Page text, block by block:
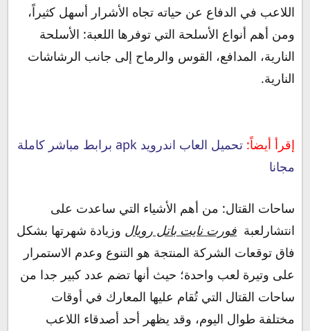
اللاعب في الدفاع عن حياته تجاه الأشرار أسهل كثيراً،
ومن أهم أنواع الأسلحة التي توفرها اللعبة: الأسلحة
النارية، المدافع، القوس والرماح إلى جانب الرشاشات
النارية.
إقرأ أيضاً:
تحميل العاب اندرويد apk برابط مباشر كاملة
مجانا
ساحات القتال: من أهم الأشياء التي ساعدت على
انتشارلعبة فورت نايت باتل رويال وزيادة شهرتها بشكل
فاق توقعات الشركة المنتجة هو التنوع وعدم الاستمرار
على وتيرة لعب واحدة؛ حيث أنها تضم عدد كبير جدا من
ساحات القتال التي تُقام عليها المعارك في أوقات
مختلفة طوال اليوم، وقد يظهر أحد أصدقاء اللاعب